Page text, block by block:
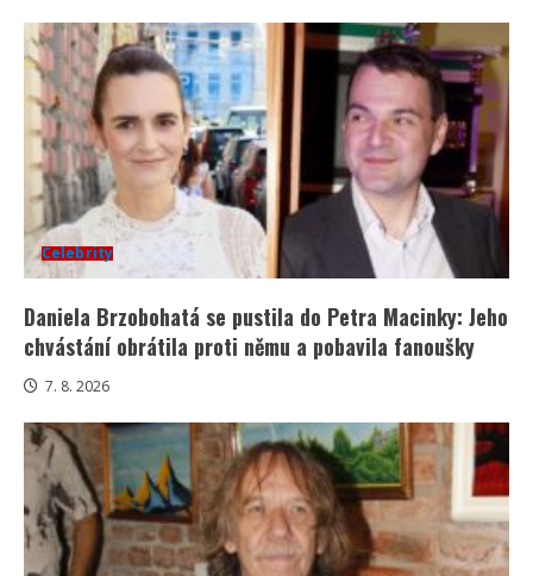
Celebrity
Daniela Brzobohatá se pustila do Petra Macinky: Jeho
chvástání obrátila proti němu a pobavila fanoušky
7. 8. 2026